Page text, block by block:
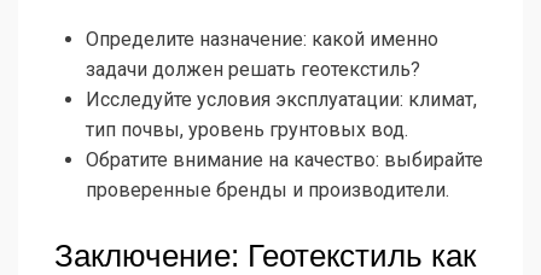
Определите назначение: какой именно
задачи должен решать геотекстиль?
Исследуйте условия эксплуатации: климат,
тип почвы, уровень грунтовых вод.
Обратите внимание на качество: выбирайте
проверенные бренды и производители.
Заключение: Геотекстиль как